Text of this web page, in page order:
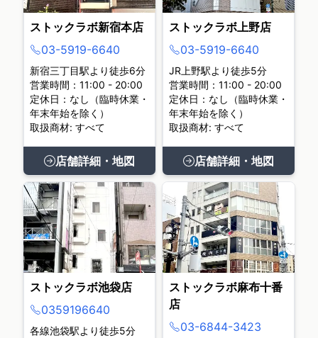
ストックラボ新宿本店
03-5919-6640
新宿三丁目駅より徒歩6分
営業時間：11:00 - 20:00
定休日：なし（臨時休業・
年末年始を除く）
取扱商材: すべて
店舗詳細・地図
ストックラボ上野店
03-5919-6640
JR上野駅より徒歩5分
営業時間：11:00 - 20:00
定休日：なし（臨時休業・
年末年始を除く）
取扱商材: すべて
店舗詳細・地図
ストックラボ池袋店
0359196640
各線池袋駅より徒歩5分
ストックラボ麻布十番
店
03-6844-3423